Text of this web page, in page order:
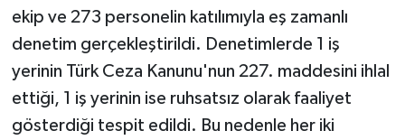
ekip ve 273 personelin katılımıyla eş zamanlı
denetim gerçekleştirildi. Denetimlerde 1 iş
yerinin Türk Ceza Kanunu'nun 227. maddesini ihlal
ettiği, 1 iş yerinin ise ruhsatsız olarak faaliyet
gösterdiği tespit edildi. Bu nedenle her iki